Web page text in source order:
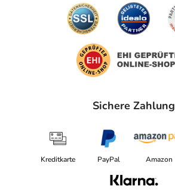
Sichere Zahlung
Kreditkarte PayPal Amazon